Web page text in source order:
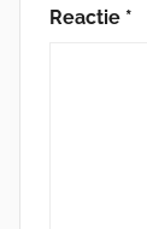
Reactie *